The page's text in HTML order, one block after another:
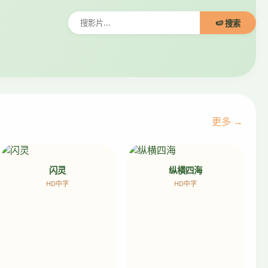
🍉 搜索
更多 →
闪灵
HD中字
纵横四海
HD中字